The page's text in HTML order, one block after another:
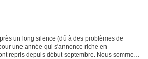
un long silence (dû à des problèmes de
une année qui s'annonce riche en
repris depuis début septembre. Nous sommes